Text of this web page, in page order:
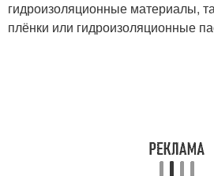
гидроизоляционные материалы,
плёнки или гидроизоляционные